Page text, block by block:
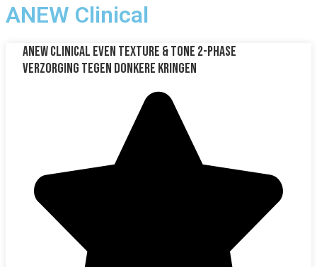
ANEW Clinical
ANEW Clinical Even Texture & Tone 2-phase
Verzorging tegen Donkere Kringen